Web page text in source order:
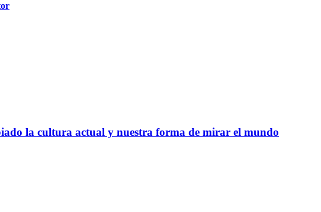
la cultura actual y nuestra forma de mirar el mundo